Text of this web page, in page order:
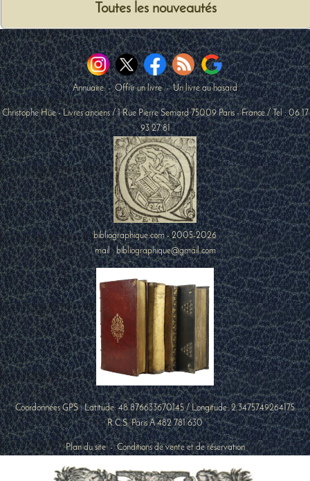
Toutes les nouveautés
Annuaire-Offrir un livre-Un livre au hasard
Christophe Hüe - Livres anciens /1 Rue Pierre Semard 75009 Paris-France / Tel :06 17
93 27 81
bibliographique.com - 2005-2026
mail : bibliographique@gmail.com
Coordonnées GPS : Latitude:48.876633670145/ Longitude:2.3475749264175
R.C.S. Paris A 482 781 630
Plan du site-Conditions de vente et de réservation